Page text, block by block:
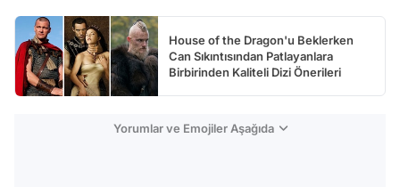
House of the Dragon'u Beklerken
Can Sıkıntısından Patlayanlara
Birbirinden Kaliteli Dizi Önerileri
Yorumlar ve Emojiler Aşağıda